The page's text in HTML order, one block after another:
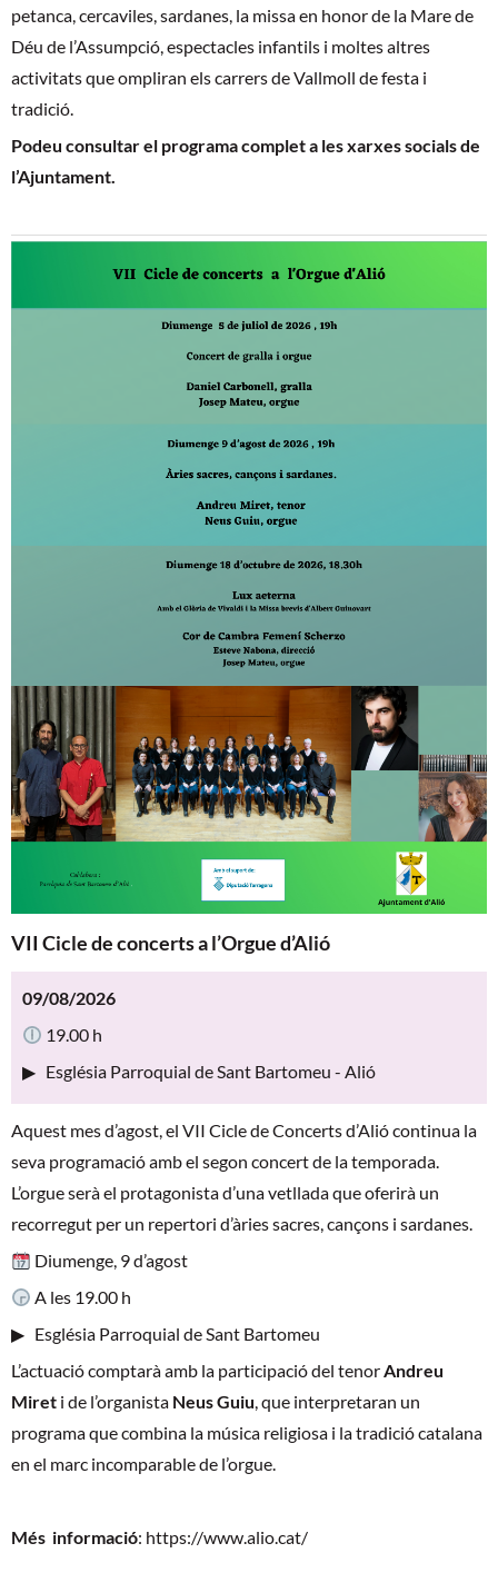
petanca, cercaviles, sardanes, la missa en honor de la Mare de
Déu de l’Assumpció, espectacles infantils i moltes altres
activitats que ompliran els carrers de Vallmoll de festa i
tradició.
Podeu consultar el programa complet a les xarxes socials de
l’Ajuntament.
VII Cicle de concerts a l’Orgue d’Alió
09/08/2026
19.00 h
▶ Església Parroquial de Sant Bartomeu - Alió
Aquest mes d’agost, el VII Cicle de Concerts d’Alió continua la
seva programació amb el segon concert de la temporada.
L’orgue serà el protagonista d’una vetllada que oferirà un
recorregut per un repertori d’àries sacres, cançons i sardanes.
Diumenge, 9 d’agost
A les 19.00 h
▶ Església Parroquial de Sant Bartomeu
L’actuació comptarà amb la participació del tenorAndreu
Miret i de l’organista Neus Guiu, que interpretaran un
programa que combina la música religiosa i la tradició catalana
en el marc incomparable de l’orgue.
Més informació: https://www.alio.cat/